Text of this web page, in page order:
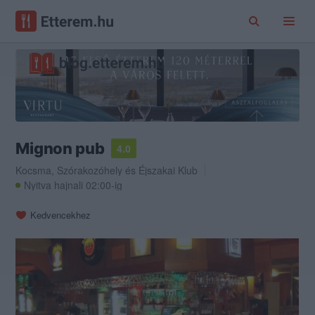
Mignon pub
4.0
Kocsma, Szórakozóhely és Éjszakai Klub
Nyitva hajnali 02:00-ig
Kedvencekhez